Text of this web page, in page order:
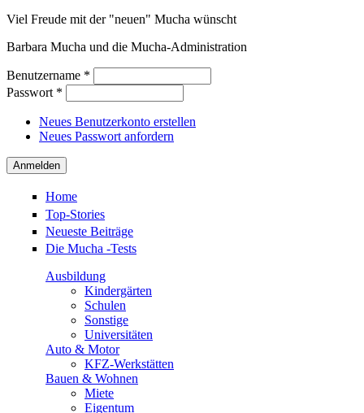
Viel Freude mit der "neuen" Mucha wünscht
Barbara Mucha und die Mucha-Administration
Benutzername *
Passwort *
Neues Benutzerkonto erstellen
Neues Passwort anfordern
Home
Top-Stories
Neueste Beiträge
Die Mucha -Tests
Ausbildung
Kindergärten
Schulen
Sonstige
Universitäten
Auto & Motor
KFZ-Werkstätten
Bauen & Wohnen
Miete
Eigentum